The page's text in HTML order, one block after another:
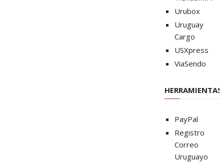
Urubox
Uruguay
Cargo
USXpress
ViaSendo
HERRAMIENTAS
PayPal
Registro
Correo
Uruguayo